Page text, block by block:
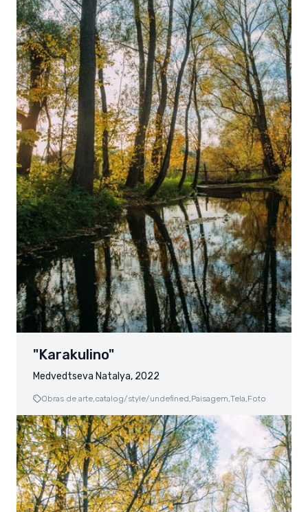
"Karakulino"
Medvedtseva Natalya, 2022
Obras de arte,catalog/style/undefined,Paisagem,Tela,Foto